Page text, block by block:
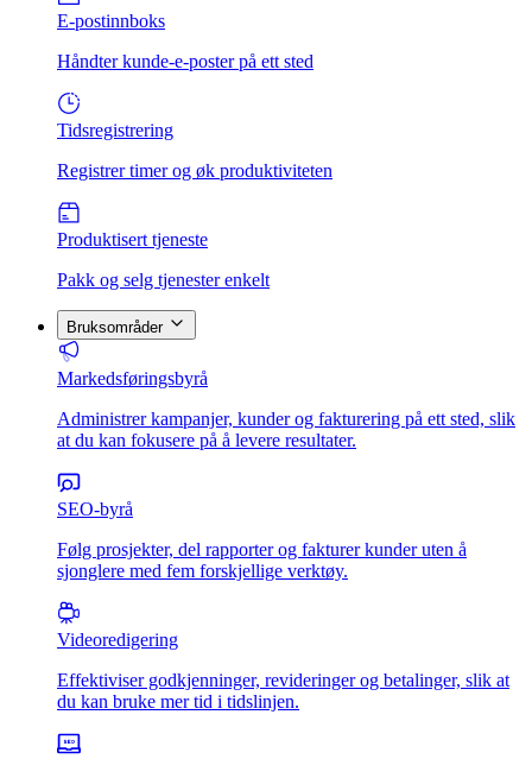
E-postinnboks
Håndter kunde-e-poster på ett sted
Tidsregistrering
Registrer timer og øk produktiviteten
Produktisert tjeneste
Pakk og selg tjenester enkelt
Bruksområder
Markedsføringsbyrå
Administrer kampanjer, kunder og fakturering på ett sted, slik
at du kan fokusere på å levere resultater.
SEO-byrå
Følg prosjekter, del rapporter og fakturer kunder uten å
sjonglere med fem forskjellige verktøy.
Videoredigering
Effektiviser godkjenninger, revideringer og betalinger, slik at
du kan bruke mer tid i tidslinjen.